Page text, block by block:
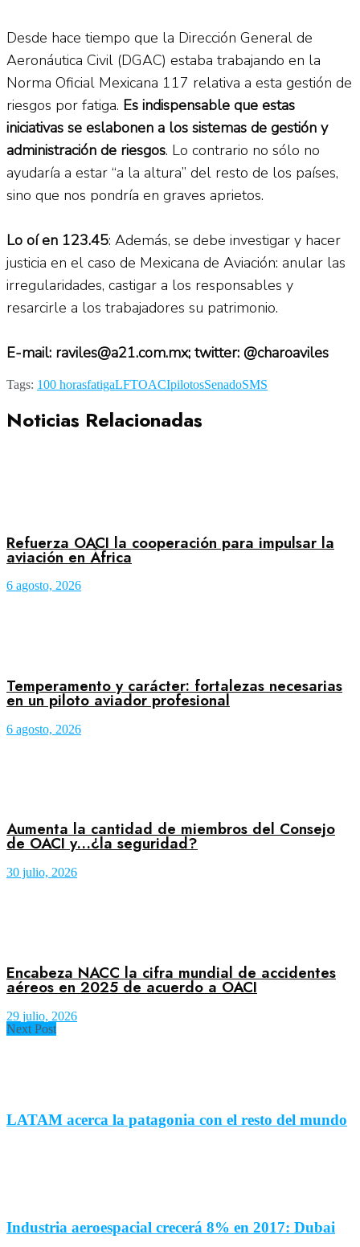
Desde hace tiempo que la Dirección General de
Aeronáutica Civil (DGAC) estaba trabajando en la
Norma Oficial Mexicana 117 relativa a esta gestión de
riesgos por fatiga. Es indispensable que estas
iniciativas se eslabonen a los sistemas de gestión y
administración de riesgos. Lo contrario no sólo no
ayudaría a estar “a la altura” del resto de los países,
sino que nos pondría en graves aprietos.
Lo oí en 123.45: Además, se debe investigar y hacer
justicia en el caso de Mexicana de Aviación: anular las
irregularidades, castigar a los responsables y
resarcirle a los trabajadores su patrimonio.
E-mail: raviles@a21.com.mx; twitter: @charoaviles
Tags: 100 horasfatigaLFTOACIpilotosSenadoSMS
Noticias Relacionadas
Refuerza OACI la cooperación para impulsar la
aviación en África
6 agosto, 2026
Temperamento y carácter: fortalezas necesarias
en un piloto aviador profesional
6 agosto, 2026
Aumenta la cantidad de miembros del Consejo
de OACI y…¿la seguridad?
30 julio, 2026
Encabeza NACC la cifra mundial de accidentes
aéreos en 2025 de acuerdo a OACI
29 julio, 2026
Next Post
LATAM acerca la patagonia con el resto del mundo
Industria aeroespacial crecerá 8% en 2017: Dubai